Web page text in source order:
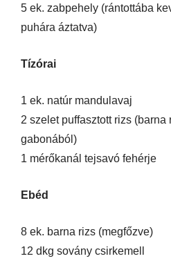
5 ek. zabpehely (rántottába
puhára áztatva)
Tízórai
1 ek. natúr mandulavaj
2 szelet puffasztott rizs
gabonából)
1 mérőkanál tejsavó fehérje
Ebéd
8 ek. barna rizs (megfőzve)
12 dkg sovány csirkemell